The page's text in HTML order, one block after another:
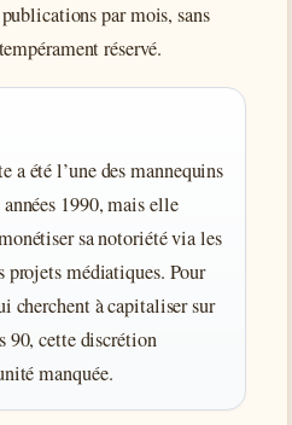
par mois, sans
réservé.
a été l’une des mannequins
1990, mais elle
sa notoriété via les
projets médiatiques. Pour
cherchent à capitaliser sur
90, cette discrétion
manquée.